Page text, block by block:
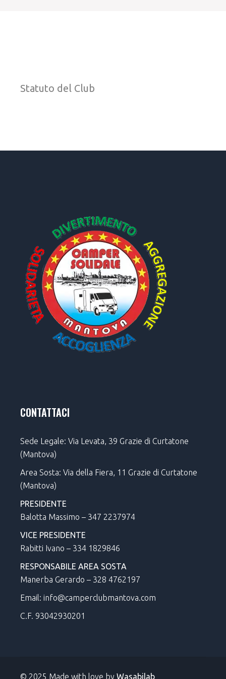
Statuto del Club
CONTATTACI
Sede Legale: Via Levata, 39 Grazie di Curtatone
(Mantova)
Area Sosta: Via della Fiera, 11 Grazie di Curtatone
(Mantova)
PRESIDENTE
Balotta Massimo – 347 2237974
VICE PRESIDENTE
Rabitti Ivano – 334 1829846
RESPONSABILE AREA SOSTA
Manerba Gerardo – 328 4762197
Email: info@camperclubmantova.com
C.F. 93042930201
© 2025 Made with love byWasabilab